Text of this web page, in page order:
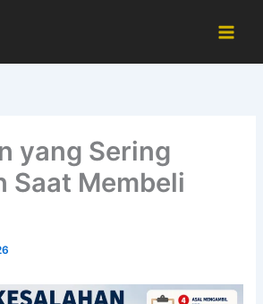
yang Sering
Saat Membeli